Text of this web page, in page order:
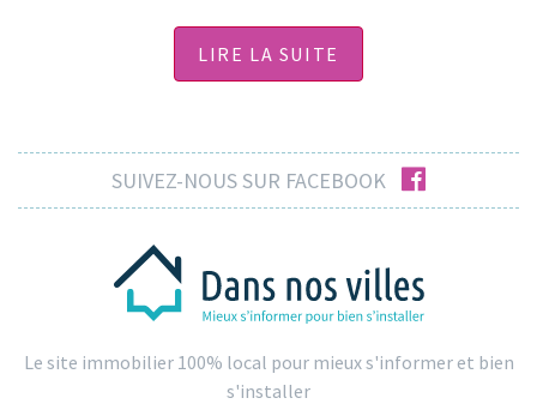
LIRE LA SUITE
SUIVEZ-NOUS SUR FACEBOOK facebook
Le site immobilier 100% local pour mieux s'informer et bien
s'installer